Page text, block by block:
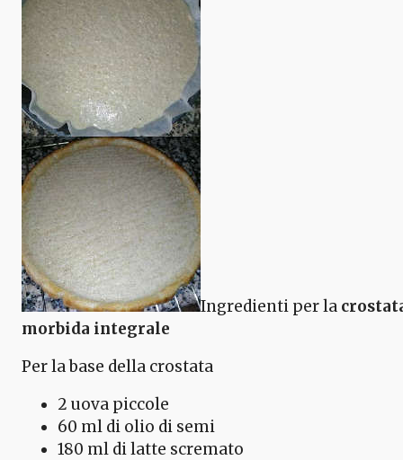
Ingredienti per la
morbida integrale
Per la base della crostata
2 uova piccole
60 ml di olio di semi
180 ml di latte scremato